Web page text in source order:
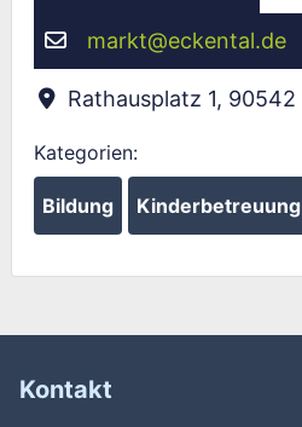
markt@eckental.de
Rathausplatz 1, 90542
Kategorien:
Bildung Kinderbetreuung
Kontakt